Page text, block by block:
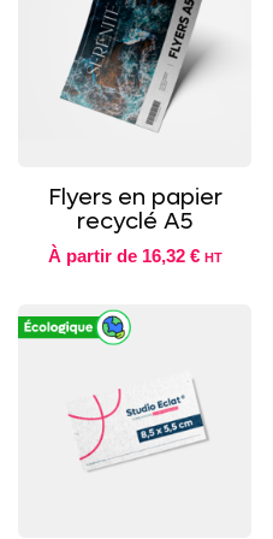
Flyers en papier
recyclé A5
À partir de 16,32 € HT